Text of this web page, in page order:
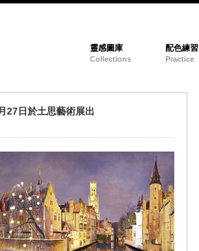
靈感圖庫
Collections
配色練習
Practice
27日於土思藝術展出